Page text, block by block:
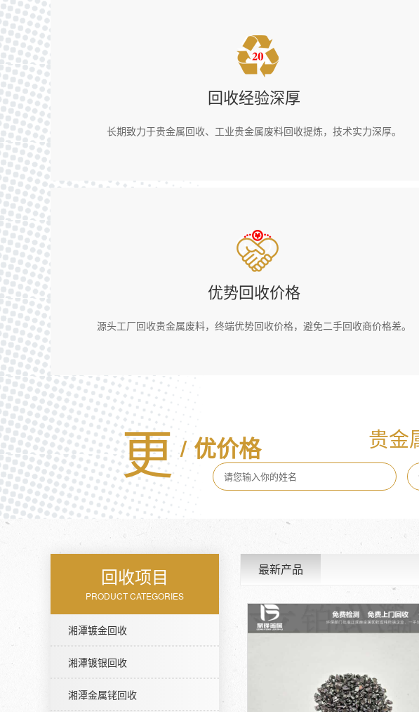
回收经验深厚
长期致力于贵金属回收、工业贵金属废料回收提炼，技术实力深厚。
优势回收价格
源头工厂回收贵金属废料，终端优势回收价格，避免二手回收商价格差。
更 / 优价格 贵金
回收项目
PRODUCT CATEGORIES
湘潭镀金回收
湘潭镀银回收
湘潭金属铑回收
最新产品